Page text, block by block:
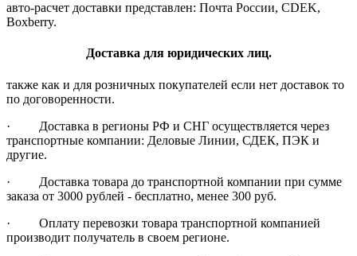
авто-расчет доставки представлен: Почта России, CDEK,
Boxberry.
Доставка для юридических лиц.
также как и для розничных покупателей если нет доставок то
по договоренности.
· Доставка в регионы РФ и СНГ осуществляется через
транспортные компании: Деловые Линии, СДЕК, ПЭК и
другие.
· Доставка товара до транспортной компании при сумме
заказа от 3000 рублей - бесплатно, менее 300 руб.
· Оплату перевозки товара транспортной компанией
производит получатель в своем регионе.